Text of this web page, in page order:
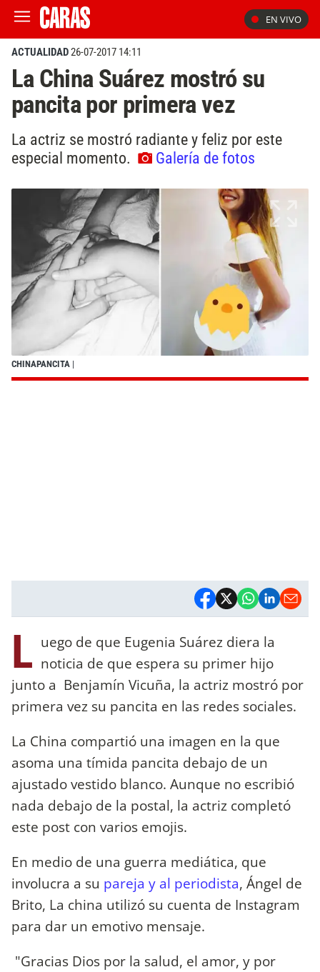
EN VIVO
ACTUALIDAD26-07-2017 14:11
La China Suárez mostró su
pancita por primera vez
La actriz se mostró radiante y feliz por este
especial momento.
Galería de fotos
CHINAPANCITA |
L uego de que Eugenia Suárez diera la
noticia de que espera su primer hijo
junto a Benjamín Vicuña, la actriz mostró por
primera vez su pancita en las redes sociales.
La China compartió una imagen en la que
asoma una tímida pancita debajo de un
ajustado vestido blanco. Aunque no escribió
nada debajo de la postal, la actriz completó
este post con varios emojis.
En medio de una guerra mediática, que
involucra a su pareja y al periodista, Ángel de
Brito, La china utilizó su cuenta de Instagram
para dar un emotivo mensaje.
"Gracias Dios por la salud, el amor, y por